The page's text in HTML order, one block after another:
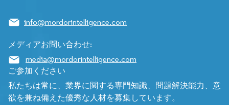
info@mordorintelligence.com
メディアお問い合わせ:
media@mordorintelligence.com
ご参加ください
私たちは常に、業界に関する専門知識、問題解決能力、意
欲を兼ね備えた優秀な人材を募集しています。